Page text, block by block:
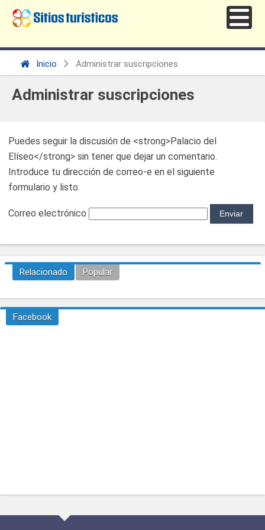
Inicio Administrar suscripciones
Administrar suscripciones
Puedes seguir la discusión de <strong>Palacio del
Elíseo</strong> sin tener que dejar un comentario.
Introduce tu dirección de correo-e en el siguiente
formulario y listo.
Correo electrónico
Relacionado Popular
Facebook